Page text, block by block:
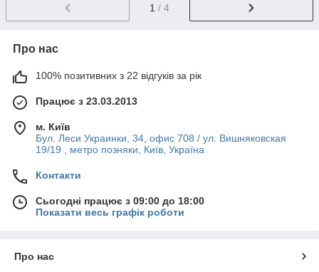
1 / 4
Про нас
100% позитивних з 22 відгуків за рік
Працює з 23.03.2013
м. Київ
Бул. Леси Украинки, 34, офис 708 / ул. Вишняковская
19/19 , метро позняки, Київ, Україна
Контакти
Сьогодні працює з 09:00 до 18:00
Показати весь графік роботи
Про нас